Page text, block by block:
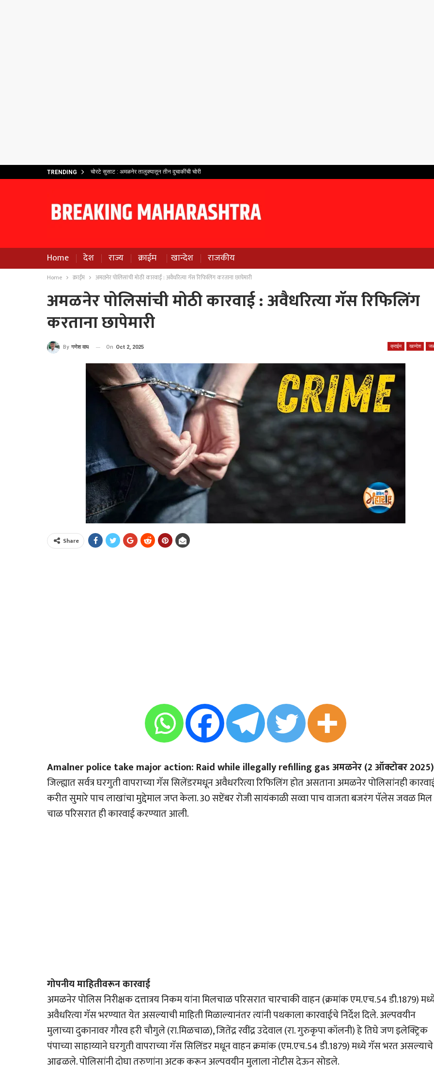
TRENDING चोरटे सुसाट : अमळनेर तालुक्यातून तीन दुचाकींची चोरी
Home देश राज्य क्राईम खान्देश राजकीय
Home क्राईम अमळनेर पोलिसांची मोठी कारवाई : अवैधरित्या गॅस रिफिलिंग करताना छापेमारी
अमळनेर पोलिसांची मोठी कारवाई : अवैधरित्या गॅस रिफिलिंग
करताना छापेमारी
क्राईम खान्देश
By गणेश वाघ On Oct 2, 2025
Share
Amalner police take major action: Raid while illegally refilling gas अमळनेर (2 ऑक्टोबर
जिल्ह्यात सर्वत्र घरगुती वापराच्या गॅस सिलेंडरमधून अवैधररित्या रिफिलिंग होत असताना अमळनेर पोलिसांनही
करीत सुमारे पाच लाखांचा मुद्देमाल जप्त केला. 30 सप्टेंबर रोजी सायंकाळी सव्वा पाच वाजता बजरंग पॅलेस जवळ मिल
चाळ परिसरात ही कारवाई करण्यात आली.
गोपनीय माहितीवरून कारवाई
अमळनेर पोलिस निरीक्षक दत्तात्रय निकम यांना मिलचाळ परिसरात चारचाकी वाहन (क्रमांक एम.एच.54 डी.1879)
अवैधरित्या गॅस भरण्यात येत असल्याची माहिती मिळाल्यानंतर त्यांनी पथकाला कारवाईचे निर्देश दिले. अल्पवयीन
मुलाच्या दुकानावर गौरव हरी चौगुले (रा.मिळचाळ), जितेंद्र रवींद्र उदेवाल (रा. गुरुकृपा कॉलनी) हे तिघे जण इलेक्ट्रिक
पंपाच्या साहाय्याने घरगुती वापराच्या गॅस सिलिंडर मधून वाहन क्रमांक (एम.एच.54 डी.1879) मध्ये गॅस भरत असल्याचे
आढळले. पोलिसांनी दोघा तरुणांना अटक करून अल्पवयीन मुलाला नोटीस देऊन सोडले.